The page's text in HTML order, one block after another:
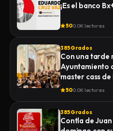
¡Es el banco
500.0K lecturas
385 Grados
Con una tarde
Ayuntamiento
master cass
500.0K lecturas
385 Grados
Contla de